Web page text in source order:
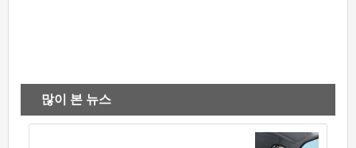
많이 본 뉴스